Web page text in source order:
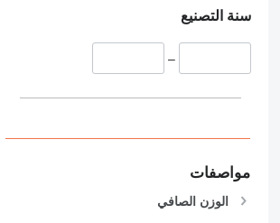
سنة التصنيع
–
مواصفات
الوزن الصافي